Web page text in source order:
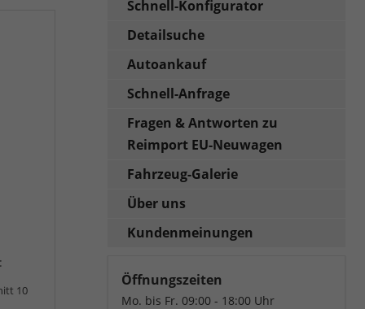
10
Schnell-Konfigurator
Detailsuche
Autoankauf
Schnell-Anfrage
Fragen & Antworten zu
Reimport EU-Neuwagen
Fahrzeug-Galerie
Über uns
Kundenmeinungen
Öffnungszeiten
Mo. bis Fr. 09:00 - 18:00 Uhr